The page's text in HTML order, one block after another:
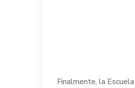
Finalmente, la